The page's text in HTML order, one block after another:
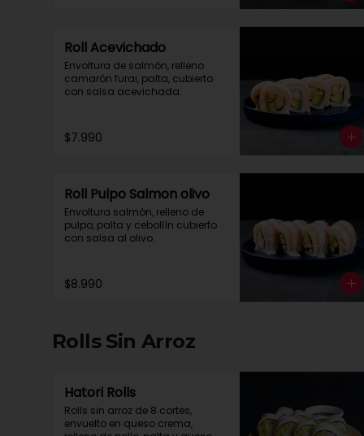
Roll Acevichado
Envoltura de salmón, relleno
camarón furai, palta, cubierto
con salsa acevichada.
$7.990
Roll Pulpo Salmon olivo
Envoltura salmón, relleno de
pulpo, palta y cebollín cubierto
con salsa al olivo.
$8.990
Rolls Sin Arroz
Hatori Rolls
Rolls sin arroz de 8 cortes,
envuelto en queso crema,